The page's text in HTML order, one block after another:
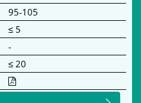
95-105
≤ 5
-
≤ 20